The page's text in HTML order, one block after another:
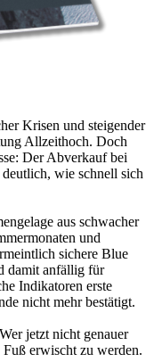
Krisen und steigender
Allzeithoch. Doch
Der Abverkauf bei
wie schnell sich
aus schwacher
und
sichere Blue
damit anfällig für
Indikatoren erste
nicht mehr bestätigt.
jetzt nicht genauer
erwischt zu werden.